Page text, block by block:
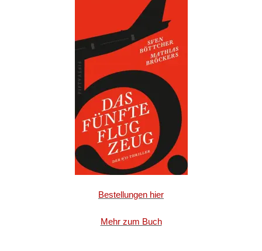
Bestellungen hier
Mehr zum Buch